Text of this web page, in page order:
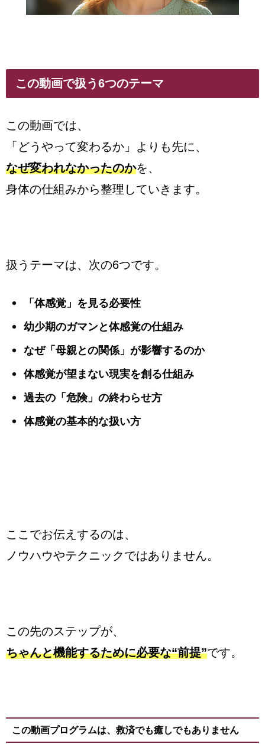
この動画で扱う6つのテーマ
この動画では、
「どうやって変わるか」よりも先に、
なぜ変われなかったのかを、
身体の仕組みから整理していきます。
扱うテーマは、次の6つです。
「体感覚」を見る必要性
幼少期のガマンと体感覚の仕組み
なぜ「母親との関係」が影響するのか
体感覚が望まない現実を創る仕組み
過去の「危険」の終わらせ方
体感覚の基本的な扱い方
ここでお伝えするのは、
ノウハウやテクニックではありません。
この先のステップが、
ちゃんと機能するために必要な“前提”です。
この動画プログラムは、救済でも癒しでもありません